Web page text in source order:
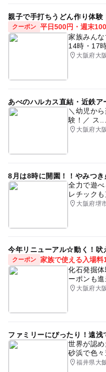
親子で手打ちうどん作り体験
クーポン 平日500円・週末
家族みん
14時・17
大阪府大
あべのハルカス直結・近鉄
＼幼児か
験！／ ス...
大阪府大
8月は8時に開園！！やみつ
全力で遊
レチックも
大阪府堺
今年リニューアル☆動く！吠
クーポン 家族で使える入場料
化石発掘
ーポンも
大阪府大
ファミリーにぴったり！遠浅
世界が認
砂浜で色々
福井県大